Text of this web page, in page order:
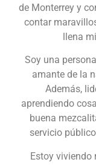
de Monterrey y
contar
llena
Soy una
amante de la
Además,
aprendiendo
buena
servicio
Estoy viviendo